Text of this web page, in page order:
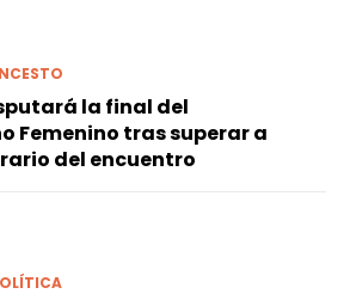
la final del
Femenino tras superar a
del encuentro